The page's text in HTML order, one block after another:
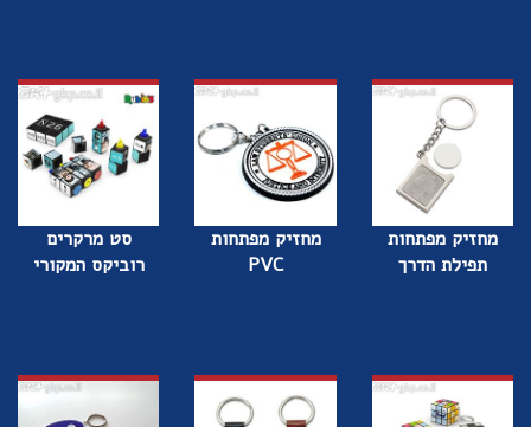
מחזיק מפתחות
תפילת הדרך
מחזיק מפתחות
PVC
סט מרקרים
רוביקס המקורי